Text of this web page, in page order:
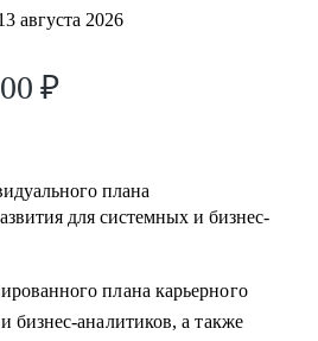
БА), требования рынка, как
проекте/корпорации и какие
числе тем, кто хочет усилить
подготовка к
в управление, расширение
августа 2026
₽
плана
для системных и бизнес-
плана карьерного
бизнес-аналитиков, а также